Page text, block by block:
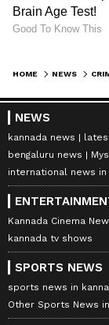
HOME NEWS
NEWS
kannada news
bengaluru news
international news in
Kannada Cinema
kannada tv shows
SPORTS NEWS
sports news in
Other Sports News